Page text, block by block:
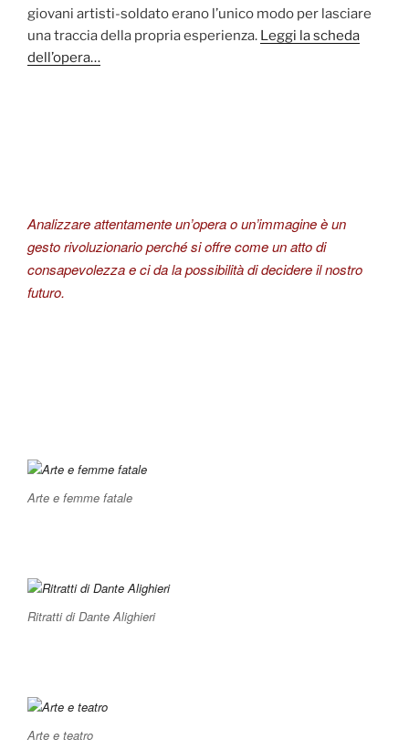
giovani artisti-soldato erano l’unico modo per lasciare
una traccia della propria esperienza. Leggi la scheda
dell’opera…
Analizzare attentamente un’opera o un’immagine è un
gesto rivoluzionario perché si offre come un atto di
consapevolezza e ci da la possibilità di decidere il nostro
futuro.
Arte e femme fatale
Ritratti di Dante Alighieri
Arte e teatro